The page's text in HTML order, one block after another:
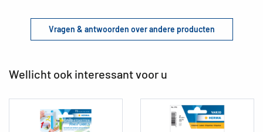
Vragen & antwoorden over andere producten
Wellicht ook interessant voor u